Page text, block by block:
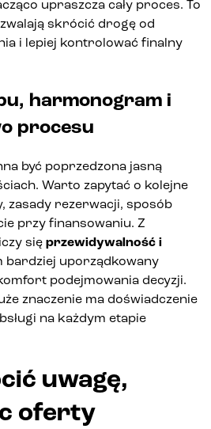
upraszcza cały proces. To
skrócić drogę od
i lepiej kontrolować finalny
harmonogram i
procesu
być poprzedzona jasną
Warto zapytać o kolejne
zasady rezerwacji, sposób
przy finansowaniu. Z
się przewidywalność i
bardziej uporządkowany
podejmowania decyzji.
znaczenie ma doświadczenie
na każdym etapie
uwagę,
oferty